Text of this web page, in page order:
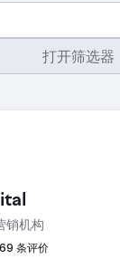
打开筛选器
销机构
条评价